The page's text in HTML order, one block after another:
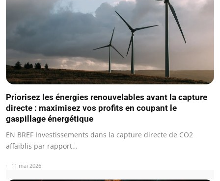
Priorisez les énergies renouvelables avant la capture
directe : maximisez vos profits en coupant le
gaspillage énergétique
EN BREF Investissements dans la capture directe de CO2
affaiblis par rapport…
11 mai 2026